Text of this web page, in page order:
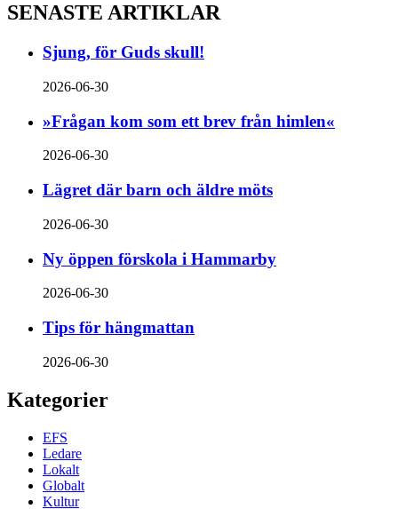
SENASTE ARTIKLAR
Sjung, för Guds skull!
2026-06-30
»Frågan kom som ett brev från himlen«
2026-06-30
Lägret där barn och äldre möts
2026-06-30
Ny öppen förskola i Hammarby
2026-06-30
Tips för hängmattan
2026-06-30
Kategorier
EFS
Ledare
Lokalt
Globalt
Kultur